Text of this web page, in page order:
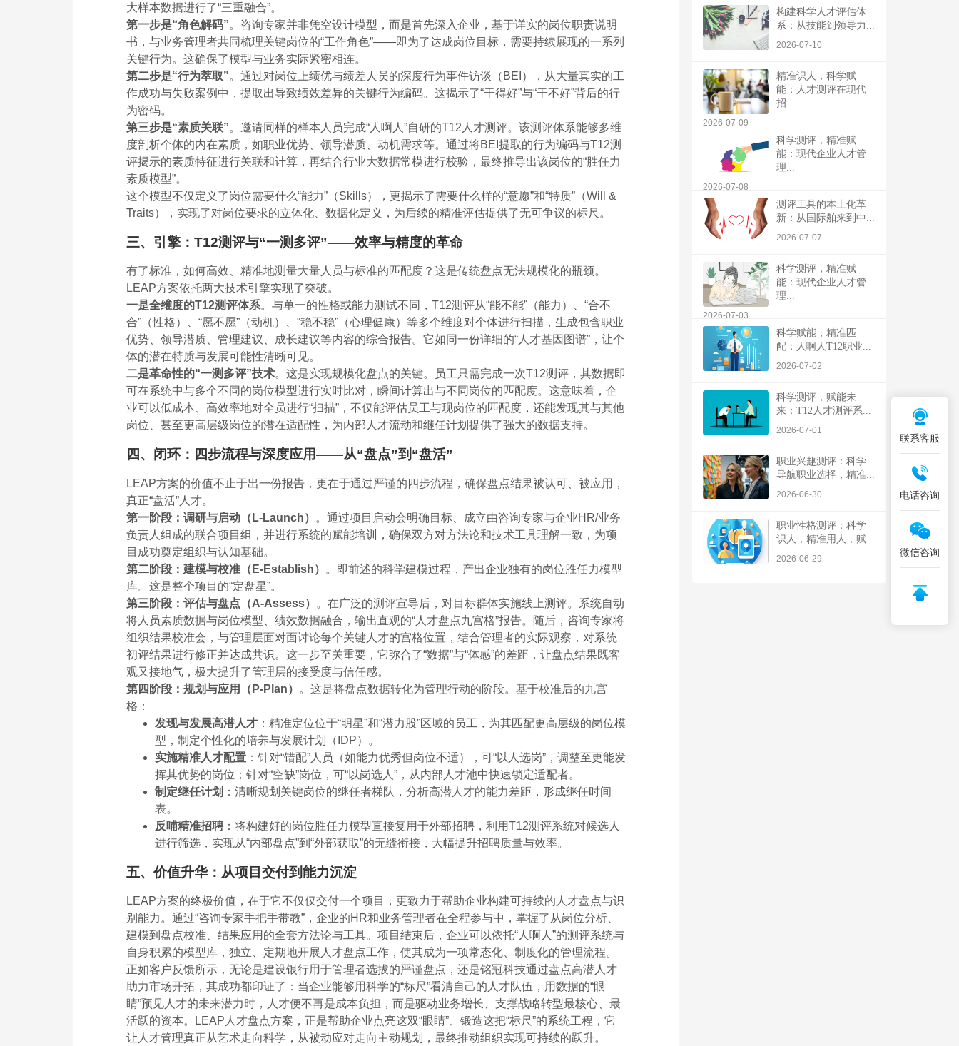
大样本数据进行了“三重融合”。
第一步是“角色解码”。咨询专家并非凭空设计模型，而是首先深入企业，基于详实的岗位职责说明
书，与业务管理者共同梳理关键岗位的“工作角色”——即为了达成岗位目标，需要持续展现的一系列
关键行为。这确保了模型与业务实际紧密相连。
第二步是“行为萃取”。通过对岗位上绩优与绩差人员的深度行为事件访谈（BEI），从大量真实的工
作成功与失败案例中，提取出导致绩效差异的关键行为编码。这揭示了“干得好”与“干不好”背后的行
为密码。
第三步是“素质关联”。邀请同样的样本人员完成“人啊人”自研的T12人才测评。该测评体系能够多维
度剖析个体的内在素质，如职业优势、领导潜质、动机需求等。通过将BEI提取的行为编码与T12测
评揭示的素质特征进行关联和计算，再结合行业大数据常模进行校验，最终推导出该岗位的“胜任力
素质模型”。
这个模型不仅定义了岗位需要什么“能力”（Skills），更揭示了需要什么样的“意愿”和“特质”（Will &
Traits），实现了对岗位要求的立体化、数据化定义，为后续的精准评估提供了无可争议的标尺。
三、引擎：T12测评与“一测多评”——效率与精度的革命
有了标准，如何高效、精准地测量大量人员与标准的匹配度？这是传统盘点无法规模化的瓶颈。
LEAP方案依托两大技术引擎实现了突破。
一是全维度的T12测评体系。与单一的性格或能力测试不同，T12测评从“能不能”（能力）、“合不
合”（性格）、“愿不愿”（动机）、“稳不稳”（心理健康）等多个维度对个体进行扫描，生成包含职业
优势、领导潜质、管理建议、成长建议等内容的综合报告。它如同一份详细的“人才基因图谱”，让个
体的潜在特质与发展可能性清晰可见。
二是革命性的“一测多评”技术。这是实现规模化盘点的关键。员工只需完成一次T12测评，其数据即
可在系统中与多个不同的岗位模型进行实时比对，瞬间计算出与不同岗位的匹配度。这意味着，企
业可以低成本、高效率地对全员进行“扫描”，不仅能评估员工与现岗位的匹配度，还能发现其与其他
岗位、甚至更高层级岗位的潜在适配性，为内部人才流动和继任计划提供了强大的数据支持。
四、闭环：四步流程与深度应用——从“盘点”到“盘活”
LEAP方案的价值不止于出一份报告，更在于通过严谨的四步流程，确保盘点结果被认可、被应用，
真正“盘活”人才。
第一阶段：调研与启动（L-Launch）
。通过项目启动会明确目标、成立由咨询专家与企业HR/业务
负责人组成的联合项目组，并进行系统的赋能培训，确保双方对方法论和技术工具理解一致，为项
目成功奠定组织与认知基础。
第二阶段：建模与校准（E-Establish）
。即前述的科学建模过程，产出企业独有的岗位胜任力模型
库。这是整个项目的“定盘星”。
第三阶段：评估与盘点（A-Assess）
。在广泛的测评宣导后，对目标群体实施线上测评。系统自动
将人员素质数据与岗位模型、绩效数据融合，输出直观的“人才盘点九宫格”报告。随后，咨询专家将
组织结果校准会，与管理层面对面讨论每个关键人才的宫格位置，结合管理者的实际观察，对系统
初评结果进行修正并达成共识。这一步至关重要，它弥合了“数据”与“体感”的差距，让盘点结果既客
观又接地气，极大提升了管理层的接受度与信任感。
第四阶段：规划与应用（P-Plan）
。这是将盘点数据转化为管理行动的阶段。基于校准后的九宫
格：
发现与发展高潜人才 ：精准定位位于“明星”和“潜力股”区域的员工，为其匹配更高层级的岗位模
型，制定个性化的培养与发展计划（IDP）。
实施精准人才配置 ：针对“错配”人员（如能力优秀但岗位不适），可“以人选岗”，调整至更能发
挥其优势的岗位；针对“空缺”岗位，可“以岗选人”，从内部人才池中快速锁定适配者。
制定继任计划 ：清晰规划关键岗位的继任者梯队，分析高潜人才的能力差距，形成继任时间
表。
反哺精准招聘：将构建好的岗位胜任力模型直接复用于外部招聘，利用T12测评系统对候选人
进行筛选，实现从“内部盘点”到“外部获取”的无缝衔接，大幅提升招聘质量与效率。
五、价值升华：从项目交付到能力沉淀
LEAP方案的终极价值，在于它不仅仅交付一个项目，更致力于帮助企业构建可持续的人才盘点与识
别能力。通过“咨询专家手把手带教”，企业的HR和业务管理者在全程参与中，掌握了从岗位分析、
建模到盘点校准、结果应用的全套方法论与工具。项目结束后，企业可以依托“人啊人”的测评系统与
自身积累的模型库，独立、定期地开展人才盘点工作，使其成为一项常态化、制度化的管理流程。
正如客户反馈所示，无论是建设银行用于管理者选拔的严谨盘点，还是铭冠科技通过盘点高潜人才
助力市场开拓，其成功都印证了：当企业能够用科学的“标尺”看清自己的人才队伍，用数据的“眼
睛”预见人才的未来潜力时，人才便不再是成本负担，而是驱动业务增长、支撑战略转型最核心、最
活跃的资本。LEAP人才盘点方案，正是帮助企业点亮这双“眼睛”、锻造这把“标尺”的系统工程，它
让人才管理真正从艺术走向科学，从被动应对走向主动规划，最终推动组织实现可持续的跃升。
构建科学人才评估体
系：从技能到领导力...
2026-07-10
精准识人，科学赋
能：人才测评在现代
招...
2026-07-09
科学测评，精准赋
能：现代企业人才管
理...
2026-07-08
测评工具的本土化革
新：从国际舶来到中...
2026-07-07
科学测评，精准赋
能：现代企业人才管
理...
2026-07-03
科学赋能，精准匹
配：人啊人T12职业...
2026-07-02
科学测评，赋能未
来：T12人才测评系...
2026-07-01
职业兴趣测评：科学
导航职业选择，精准...
2026-06-30
职业性格测评：科学
识人，精准用人，赋...
2026-06-29
联系客服
电话咨询
微信咨询